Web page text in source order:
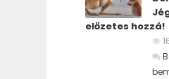
előzetes hozzá!